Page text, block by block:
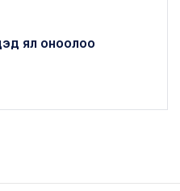
ял оноолоо